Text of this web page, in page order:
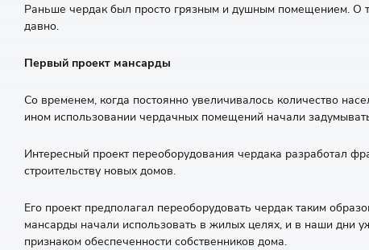
Раньше чердак был просто грязным и душным помещением. О
давно.
Первый проект мансарды
Со временем, когда постоянно увеличивалось количество
ином использовании чердачных помещений начали
Интересный проект переоборудования чердака разработал
строительству новых домов.
Его проект предполагал переоборудовать чердак таким
мансарды начали использовать в жилых целях, и в наши дни
признаком обеспеченности собственников дома.